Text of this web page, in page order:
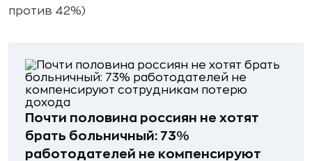
против 42%)
Почти половина россиян не хотят
брать больничный: 73%
работодателей не компенсируют